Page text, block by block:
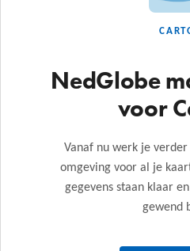
NedGlobe
voor
Vanaf nu werk je
omgeving voor al je
gegevens staan klaar
gewend